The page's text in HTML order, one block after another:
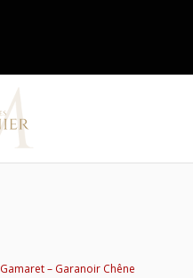
Gamaret – Garanoir Chêne